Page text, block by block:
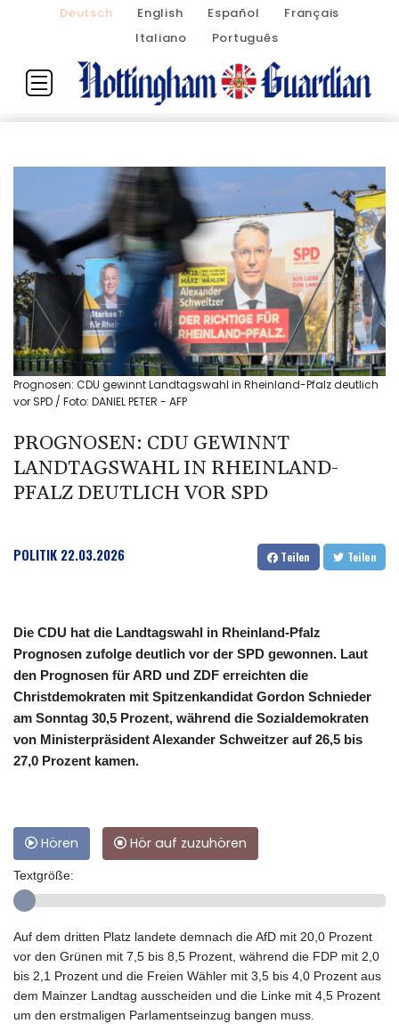
Deutsch English Español
Français
Italiano
Português
Prognosen: CDU gewinnt Landtagswahl in Rheinland-Pfalz deutlich
vor SPD / Foto: DANIEL PETER - AFP
PROGNOSEN: CDU GEWINNT
LANDTAGSWAHL IN RHEINLAND-
PFALZ DEUTLICH VOR SPD
POLITIK 22.03.2026 Teilen Teilen
Die CDU hat die Landtagswahl in Rheinland-Pfalz
Prognosen zufolge deutlich vor der SPD gewonnen. Laut
den Prognosen für ARD und ZDF erreichten die
Christdemokraten mit Spitzenkandidat Gordon Schnieder
am Sonntag 30,5 Prozent, während die Sozialdemokraten
von Ministerpräsident Alexander Schweitzer auf 26,5 bis
27,0 Prozent kamen.
Hören Hör auf zuzuhören
Textgröße:
Auf dem dritten Platz landete demnach die AfD mit 20,0 Prozent
vor den Grünen mit 7,5 bis 8,5 Prozent, während die FDP mit 2,0
bis 2,1 Prozent und die Freien Wähler mit 3,5 bis 4,0 Prozent aus
dem Mainzer Landtag ausscheiden und die Linke mit 4,5 Prozent
um den erstmaligen Parlamentseinzug bangen muss.